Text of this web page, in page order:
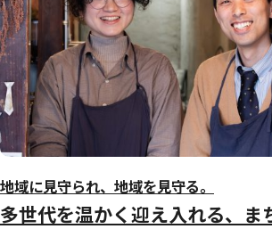
地域に見守られ、地域を見守る。
多世代を温かく迎え入れる、ま